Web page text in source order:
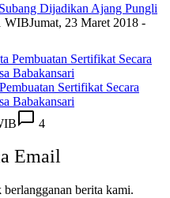
Dijadikan Ajang Pungli
WIBJumat, 23 Maret 2018 -
Sertifikat Secara
Babakansari
4
Email
berita kami.